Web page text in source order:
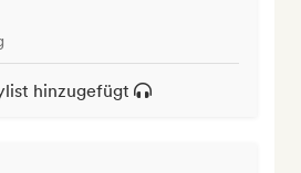
hinzugefügt